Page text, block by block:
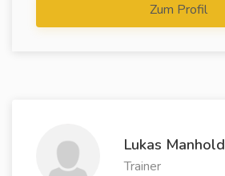
Zum Profil
Lukas Manhold
Trainer